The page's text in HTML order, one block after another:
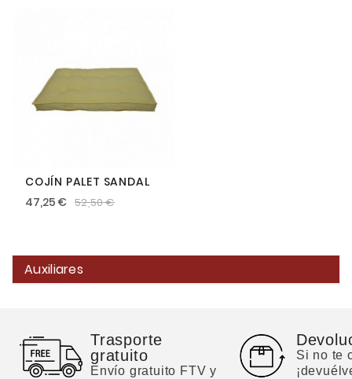
COJÍN PALET SANDAL
47,25 € 52,50 €
Auxiliares
Trasporte
gratuito
Envío gratuito FTV y
Si no te